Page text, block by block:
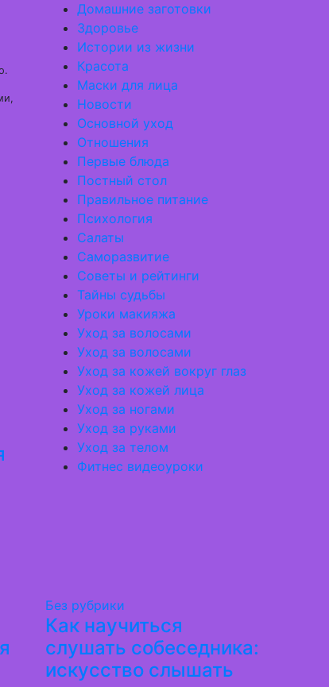
Домашние заготовки
Здоровье
Истории из жизни
Красота
Маски для лица
Новости
Основной уход
Отношения
Первые блюда
Постный стол
Правильное питание
Психология
Салаты
Саморазвитие
Советы и рейтинги
Тайны судьбы
Уроки макияжа
Уход за волосами
Уход за волосами
Уход за кожей вокруг глаз
Уход за кожей лица
Уход за ногами
Уход за руками
Уход за телом
Фитнес видеоуроки
Без рубрики
Как научиться
слушать собеседника:
искусство слышать